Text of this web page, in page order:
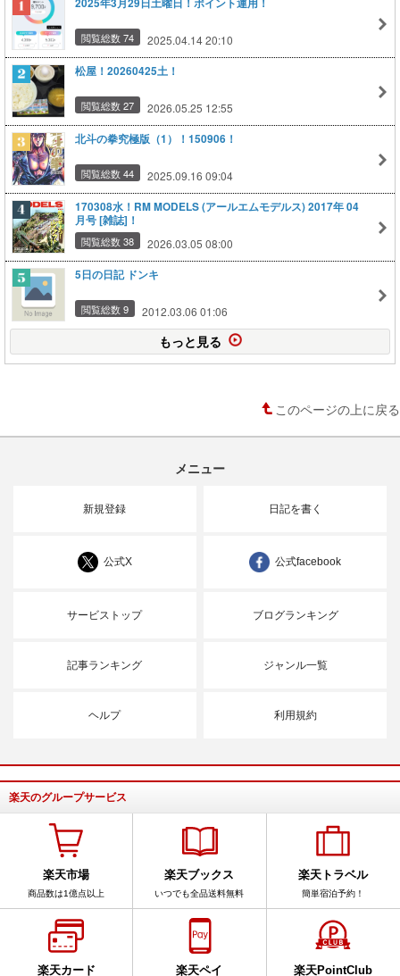
2025年3月29日土曜日！ポイント運用！
閲覧総数 74 2025.04.14 20:10
松屋！20260425土！
閲覧総数 27 2026.05.25 12:55
北斗の拳究極版（1）！150906！
閲覧総数 44 2025.09.16 09:04
170308水！RM MODELS (アールエムモデルス) 2017年 04
月号 [雑誌]！
閲覧総数 38 2026.03.05 08:00
5日の日記 ドンキ
閲覧総数 9 2012.03.06 01:06
もっと見る
このページの上に戻る
メニュー
新規登録 日記を書く
公式X 公式facebook
サービストップ ブログランキング
記事ランキング ジャンル一覧
ヘルプ 利用規約
楽天のグループサービス
楽天市場
商品数は1億点以上
楽天ブックス
いつでも全品送料無料
楽天トラベル
簡単宿泊予約！
楽天カード 楽天ペイ 楽天PointClub